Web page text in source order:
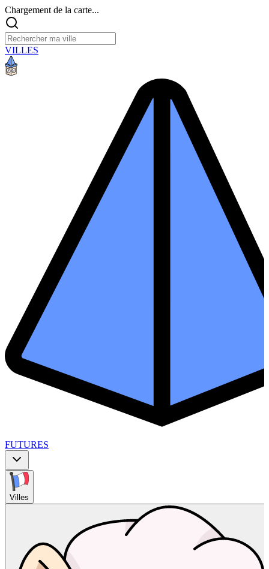
Chargement de la carte...
VILLES
FUTURES
Villes